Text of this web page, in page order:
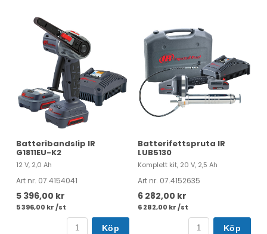
Batteribandslip IR
G1811EU-K2
12 V, 2,0 Ah
Art nr. 07.4154041
5 396,00 kr
5 396,00 kr /st
Köp
Batterifettspruta IR
LUB5130
Komplett kit, 20 V, 2,5 Ah
Art nr. 07.4152635
6 282,00 kr
6 282,00 kr /st
Köp